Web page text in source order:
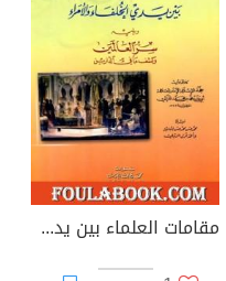
مقامات العلماء بين يدي الخلفاء والأمراء